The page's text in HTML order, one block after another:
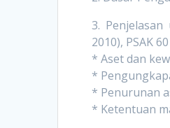
3. Penjelasan
2010), PSAK 60
* Aset dan
*
* Penurunan
* Ketentuan